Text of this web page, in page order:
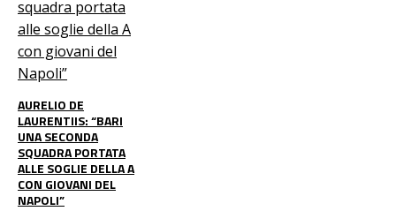
AURELIO DE
LAURENTIIS: “BARI
UNA SECONDA
SQUADRA PORTATA
ALLE SOGLIE DELLA A
CON GIOVANI DEL
NAPOLI”